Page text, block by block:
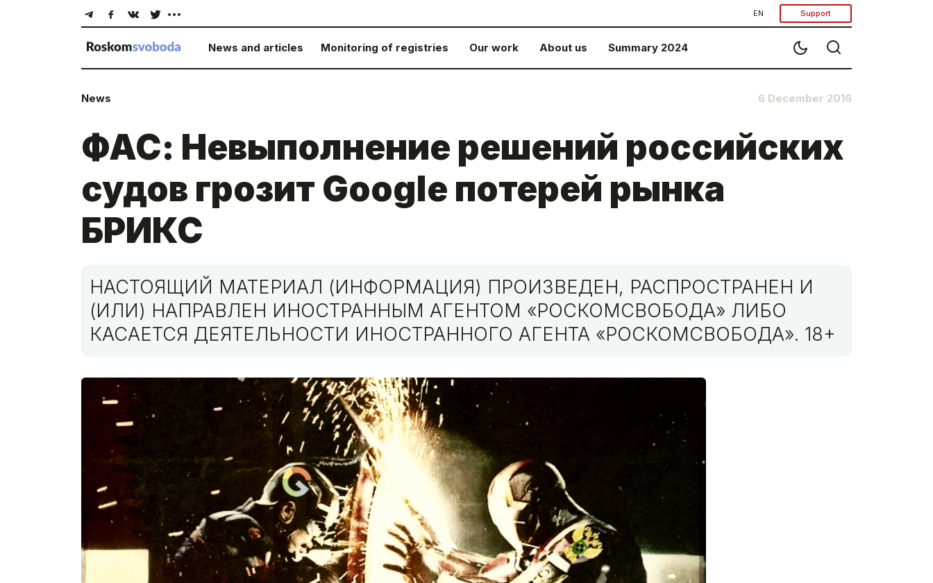
EN Support
News and articles Monitoring of registries Our work About us Summary 2024
News 6 December 2016
ФАС: Невыполнение решений российских
судов грозит Google потерей рынка
БРИКС
НАСТОЯЩИЙ МАТЕРИАЛ (ИНФОРМАЦИЯ) ПРОИЗВЕДЕН, РАСПРОСТРАНЕН И
(ИЛИ) НАПРАВЛЕН ИНОСТРАННЫМ АГЕНТОМ «РОСКОМСВОБОДА» ЛИБО
КАСАЕТСЯ ДЕЯТЕЛЬНОСТИ ИНОСТРАННОГО АГЕНТА «РОСКОМСВОБОДА». 18+